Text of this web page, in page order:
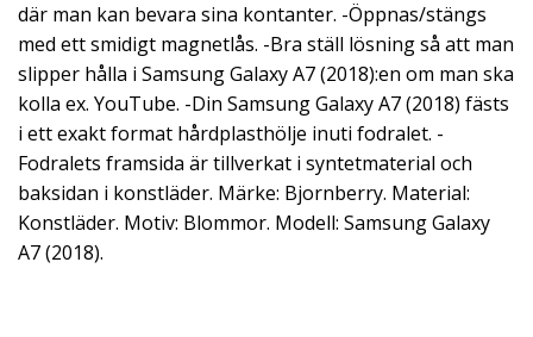
där man kan bevara sina kontanter. -Öppnas/stängs
med ett smidigt magnetlås. -Bra ställ lösning så att man
slipper hålla i Samsung Galaxy A7 (2018):en om man ska
kolla ex. YouTube. -Din Samsung Galaxy A7 (2018) fästs
i ett exakt format hårdplasthölje inuti fodralet. -
Fodralets framsida är tillverkat i syntetmaterial och
baksidan i konstläder. Märke: Bjornberry. Material:
Konstläder. Motiv: Blommor. Modell: Samsung Galaxy
A7 (2018).